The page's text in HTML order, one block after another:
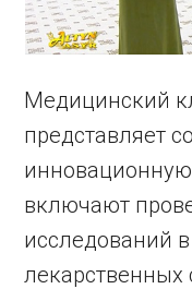
Медицинский
представляет
включают
исследований
лекарственных